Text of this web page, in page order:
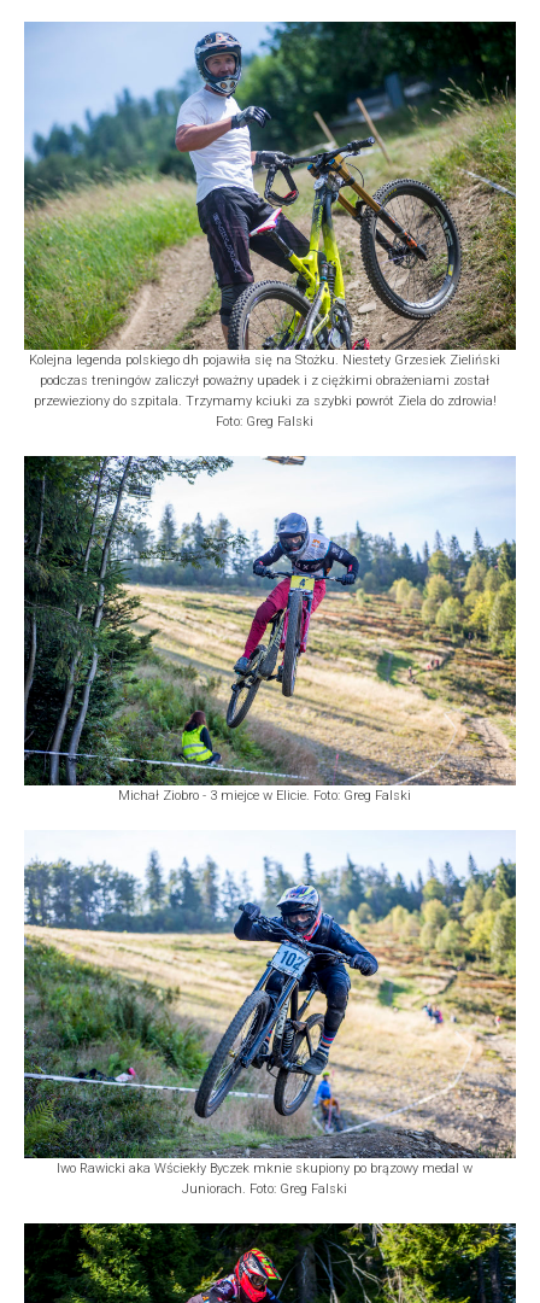
Kolejna legenda polskiego dh pojawiła się na Stożku. Niestety Grzesiek Zieliński
podczas treningów zaliczył poważny upadek i z ciężkimi obrażeniami został
przewieziony do szpitala. Trzymamy kciuki za szybki powrót Ziela do zdrowia!
Foto: Greg Falski
Michał Ziobro - 3 miejce w Elicie. Foto: Greg Falski
Iwo Rawicki aka Wściekły Byczek mknie skupiony po brązowy medal w
Juniorach. Foto: Greg Falski